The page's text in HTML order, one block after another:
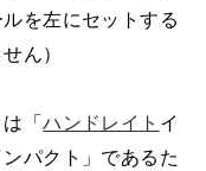
を左にセットする
ん）
「ハンドレイト イ
パクト」であるた